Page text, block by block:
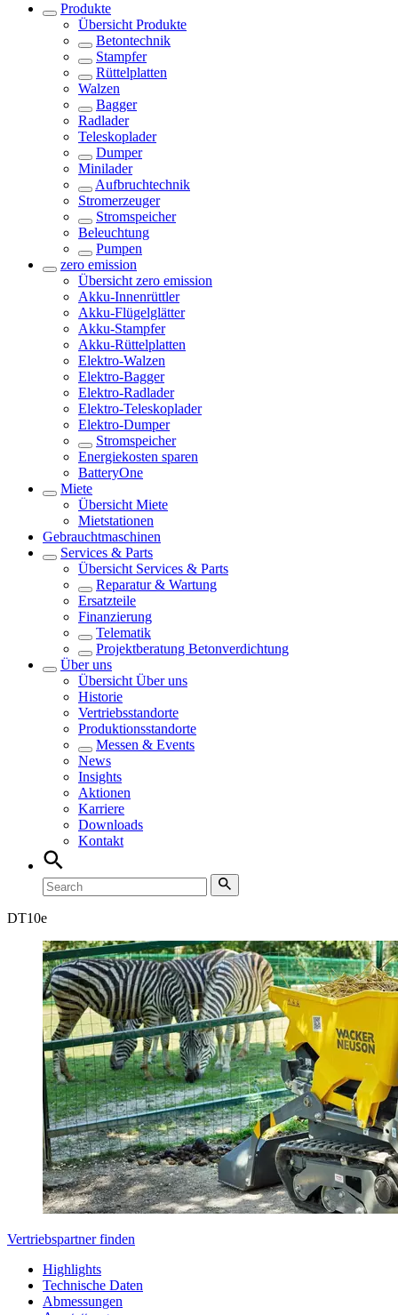
Produkte
Übersicht Produkte
Betontechnik
Stampfer
Rüttelplatten
Walzen
Bagger
Radlader
Teleskoplader
Dumper
Minilader
Aufbruchtechnik
Stromerzeuger
Stromspeicher
Beleuchtung
Pumpen
zero emission
Übersicht zero emission
Akku-Innenrüttler
Akku-Flügelglätter
Akku-Stampfer
Akku-Rüttelplatten
Elektro-Walzen
Elektro-Bagger
Elektro-Radlader
Elektro-Teleskoplader
Elektro-Dumper
Stromspeicher
Energiekosten sparen
BatteryOne
Miete
Übersicht Miete
Mietstationen
Gebrauchtmaschinen
Services & Parts
Übersicht Services & Parts
Reparatur & Wartung
Ersatzteile
Finanzierung
Telematik
Projektberatung Betonverdichtung
Über uns
Übersicht Über uns
Historie
Vertriebsstandorte
Produktionsstandorte
Messen & Events
News
Insights
Aktionen
Karriere
Downloads
Kontakt
DT10e
Vertriebspartner finden
Highlights
Technische Daten
Abmessungen